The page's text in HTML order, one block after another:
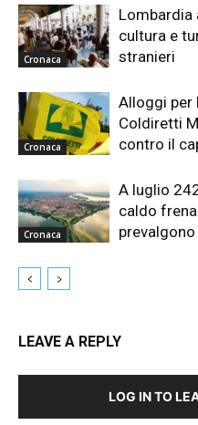
Cronaca
Lombardia
cultura e
stranieri
Cronaca
Alloggi per
Coldiretti
contro il
Cronaca
A luglio
caldo
LEAVE A REPLY
LOG IN TO